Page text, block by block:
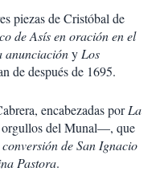
piezas de Cristóbal de
de Asís en oración en el
anunciaciónyLos
de después de 1695.
encabezadas porLa
del Munal—, que
de San Ignacio
Pastora.